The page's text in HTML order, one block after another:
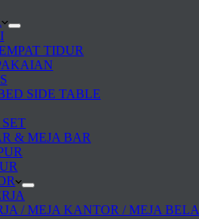
TIDUR
SIDE TABLE
& MEJA BAR
/ MEJA KANTOR / MEJA